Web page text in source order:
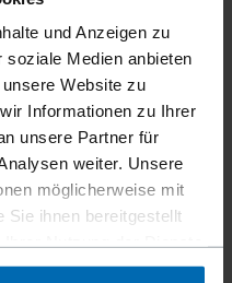
und Anzeigen zu
soziale Medien anbieten
Website zu
Informationen zu Ihrer
unsere Partner für
weiter. Unsere
möglicherweise mit
Sie ihnen bereitgestellt